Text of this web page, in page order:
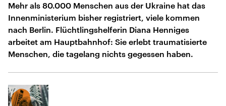
Mehr als 80.000 Menschen aus der Ukraine hat das
Innenministerium bisher registriert, viele kommen
nach Berlin. Flüchtlingshelferin Diana Henniges
arbeitet am Hauptbahnhof: Sie erlebt traumatisierte
Menschen, die tagelang nichts gegessen haben.